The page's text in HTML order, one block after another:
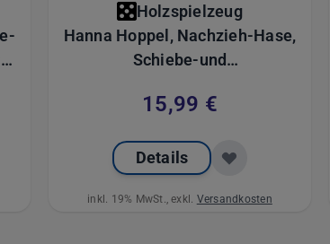
Holzspielzeug
Hanna Hoppel, Nachzieh-Hase,
Schiebe-und
Glöckchen aus Holz, 13 cm
15,99 €
inkl. 19% MwSt., exkl. Versandkosten
Details